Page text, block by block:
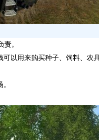
。
以用来购买种子、饲料、农